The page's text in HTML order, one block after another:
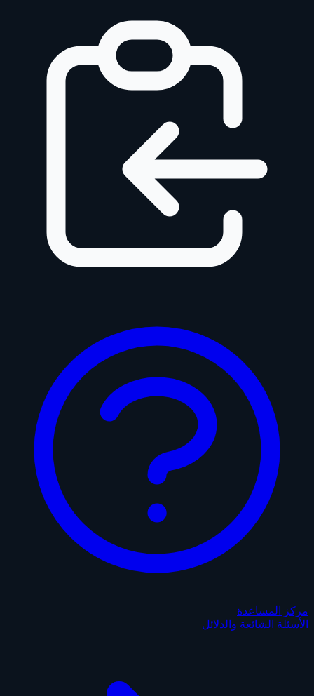
مركز المساعدة
الأسئلة الشائعة والدلائل